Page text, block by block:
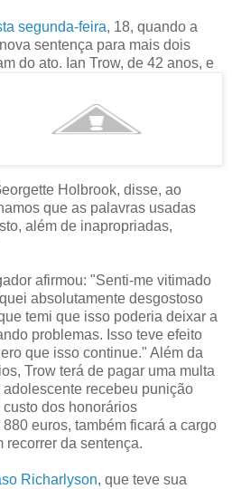
segunda-feira, 18, quando a
sentença para mais dois
do ato. Ian Trow, de 42 anos, e
Holbrook, disse, ao
que as palavras usadas
além de inapropriadas,
afirmou: "Senti-me vitimado
absolutamente desgostoso
temi que isso poderia deixar a
problemas. Isso teve efeito
que isso continue." Além da
Trow terá de pagar uma multa
recebeu punição
dos honorários
euros, também ficará a cargo
recorrer da sentença.
Richarlyson, que teve sua